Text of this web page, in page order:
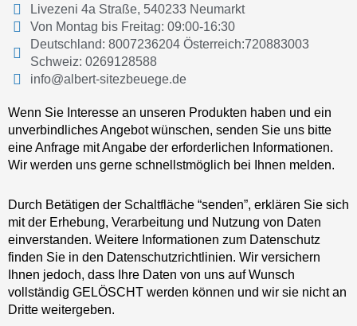
Livezeni 4a Straße, 540233 Neumarkt
Von Montag bis Freitag: 09:00-16:30
Deutschland: 8007236204 Österreich:720883003
Schweiz: 0269128588
info@albert-sitezbeuege.de
Wenn Sie Interesse an unseren Produkten haben und ein
unverbindliches Angebot wünschen, senden Sie uns bitte
eine Anfrage mit Angabe der erforderlichen Informationen.
Wir werden uns gerne schnellstmöglich bei Ihnen melden.
Durch Betätigen der Schaltfläche “senden”, erklären Sie sich
mit der Erhebung, Verarbeitung und Nutzung von Daten
einverstanden. Weitere Informationen zum Datenschutz
finden Sie in den Datenschutzrichtlinien. Wir versichern
Ihnen jedoch, dass Ihre Daten von uns auf Wunsch
vollständig GELÖSCHT werden können und wir sie nicht an
Dritte weitergeben.